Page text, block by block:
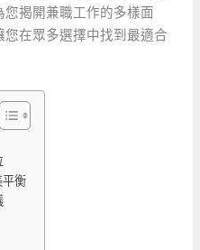
揭開兼職工作的多樣面
在眾多選擇中找到最適合
平衡